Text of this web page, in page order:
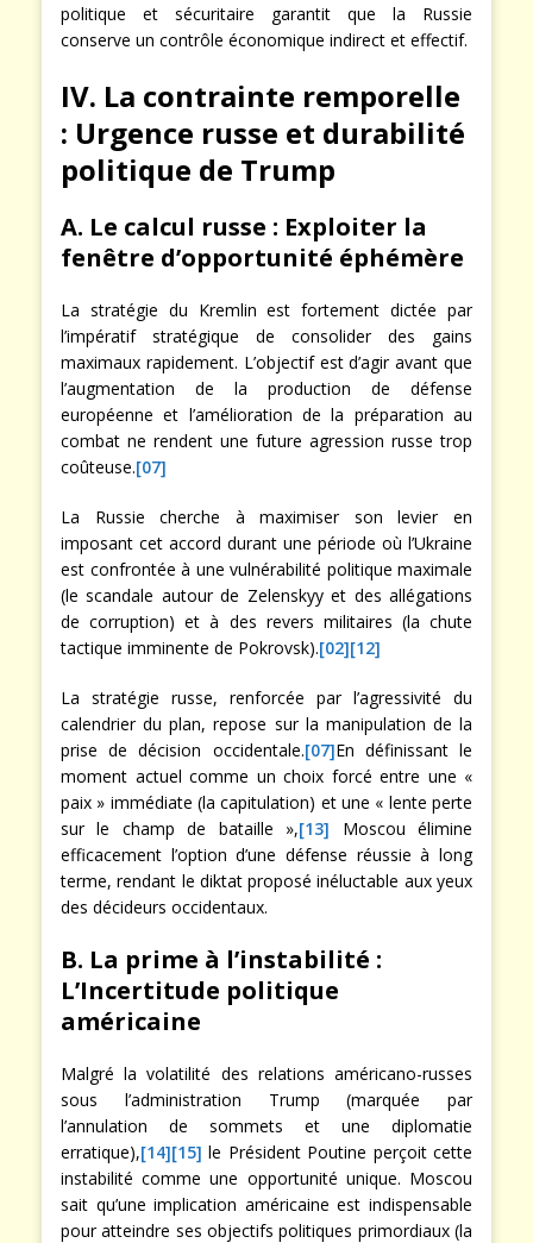
politique et sécuritaire garantit que la Russie
conserve un contrôle économique indirect et effectif.
IV. La contrainte remporelle
: Urgence russe et durabilité
politique de Trump
A. Le calcul russe : Exploiter la
fenêtre d’opportunité éphémère
La stratégie du Kremlin est fortement dictée par
l’impératif stratégique de consolider des gains
maximaux rapidement. L’objectif est d’agir avant que
l’augmentation de la production de défense
européenne et l’amélioration de la préparation au
combat ne rendent une future agression russe trop
coûteuse.[07]
La Russie cherche à maximiser son levier en
imposant cet accord durant une période où l’Ukraine
est confrontée à une vulnérabilité politique maximale
(le scandale autour de Zelenskyy et des allégations
de corruption) et à des revers militaires (la chute
tactique imminente de Pokrovsk).[02][12]
La stratégie russe, renforcée par l’agressivité du
calendrier du plan, repose sur la manipulation de la
prise de décision occidentale.[07]En définissant le
moment actuel comme un choix forcé entre une «
paix » immédiate (la capitulation) et une « lente perte
sur le champ de bataille »,[13]
Moscou élimine
efficacement l’option d’une défense réussie à long
terme, rendant le diktat proposé inéluctable aux yeux
des décideurs occidentaux.
B. La prime à l’instabilité :
L’Incertitude politique
américaine
Malgré la volatilité des relations américano-russes
sous l’administration Trump (marquée par
l’annulation de sommets et une diplomatie
erratique),[14][15] le Président Poutine perçoit cette
instabilité comme une opportunité unique. Moscou
sait qu’une implication américaine est indispensable
pour atteindre ses objectifs politiques primordiaux (la